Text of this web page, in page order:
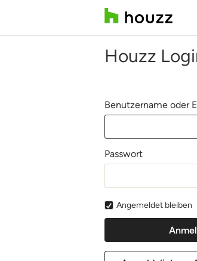
Houzz
Benutzername oder
Passwort
Angemeldet bleiben